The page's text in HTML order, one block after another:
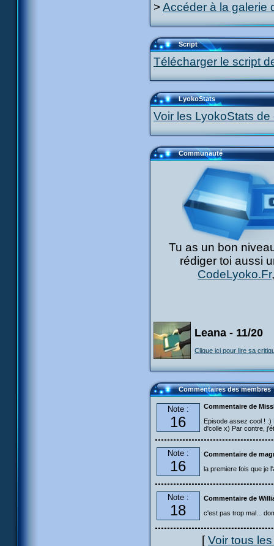
>Accéder à la galerie
Script
Télécharger le script
LyokoStats
Voir les LyokoStats
Communauté
Tu as un bon
rédiger toi aussi
CodeLyoko.Fr
Leana - 11/20
Clique ici pour lire sa
Commentaires des membres
Note :
16
Commentaire de
Episode assez cool ! :)
d'colle x) Par contre,
Note :
16
Commentaire de
la premiere fois que je
Note :
18
Commentaire de
c'est pas trop mal...
[Voir tous